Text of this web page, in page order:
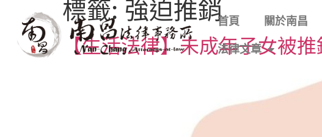
首頁 關於南昌
法律文章
標籤: 強迫推銷
【生活法律】未成年子女被